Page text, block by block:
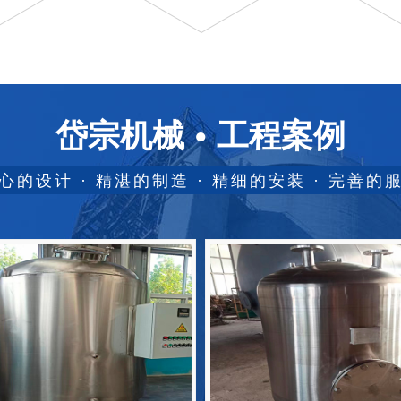
岱宗机械工程案例
的设计 · 精湛的制造 · 精细的安装 · 完善的